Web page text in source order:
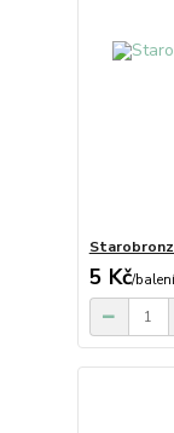
5 Kč/balení